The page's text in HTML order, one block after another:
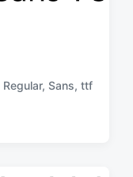
Regular, Sans, ttf